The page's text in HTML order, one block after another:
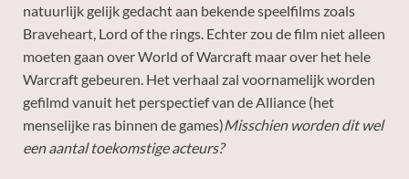
natuurlijk gelijk gedacht aan bekende speelfilms zoals
Braveheart, Lord of the rings. Echter zou de film niet alleen
moeten gaan over World of Warcraft maar over het hele
Warcraft gebeuren. Het verhaal zal voornamelijk worden
gefilmd vanuit het perspectief van de Alliance (het
menselijke ras binnen de games)Misschien worden dit wel
een aantal toekomstige acteurs?